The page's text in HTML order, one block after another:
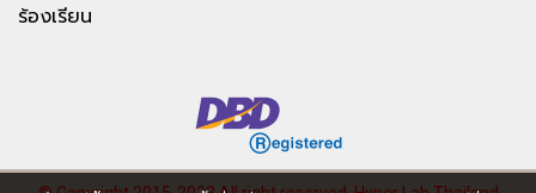
ร้องเรียน